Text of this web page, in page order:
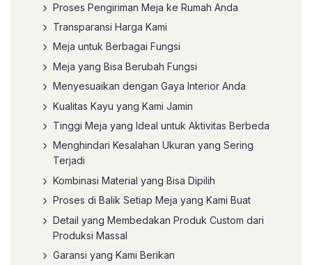
Proses Pengiriman Meja ke Rumah Anda
Transparansi Harga Kami
Meja untuk Berbagai Fungsi
Meja yang Bisa Berubah Fungsi
Menyesuaikan dengan Gaya Interior Anda
Kualitas Kayu yang Kami Jamin
Tinggi Meja yang Ideal untuk Aktivitas Berbeda
Menghindari Kesalahan Ukuran yang Sering
Terjadi
Kombinasi Material yang Bisa Dipilih
Proses di Balik Setiap Meja yang Kami Buat
Detail yang Membedakan Produk Custom dari
Produksi Massal
Garansi yang Kami Berikan